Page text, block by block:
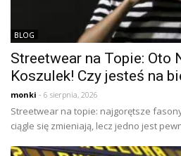
BLOG
Streetwear na Topie: Oto
Koszulek! Czy jesteś na
monki - 6 sierpnia, 2026
Streetwear na topie: najgorętsze
ciągle się zmieniają, lecz jedno jest